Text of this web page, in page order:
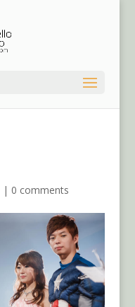
| 0 comments